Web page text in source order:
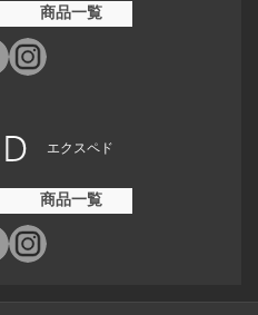
商品一覧
エクスペド
商品一覧